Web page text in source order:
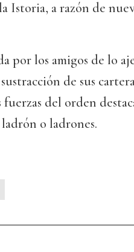
Istoria, a razón de
por los amigos de lo
de sus
del orden
o ladrones.